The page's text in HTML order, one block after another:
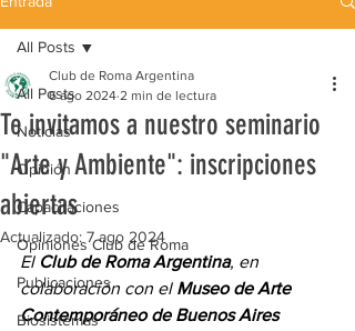
All Posts
Noticias
Opinión
Capacitaciones
Opiniones Club de Roma
Publicaciones
Biosistemas
All Posts
Te invitamos a nuestro seminario
"Arte y Ambiente": inscripciones
abiertas
Club de Roma Argentina
6 ago 2024 2 min de lectura
Actualizado: 7 ago 2024
El Club de Roma Argentina, en
colaboración con el Museo de Arte
Contemporáneo de Buenos Aires